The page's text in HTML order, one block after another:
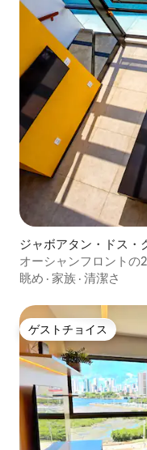
ジャボアタン・ドス・
ン・アパート
オーシャンフロントの
ビューとプール
眺め · 家族 · 清潔さ
ゲストチョイス
ゲストチョイス